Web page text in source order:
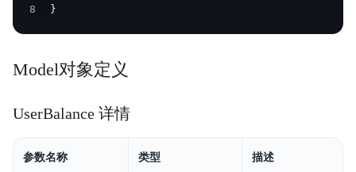
8
}
Model对象定义
UserBalance 详情
参数名称 类型 描述